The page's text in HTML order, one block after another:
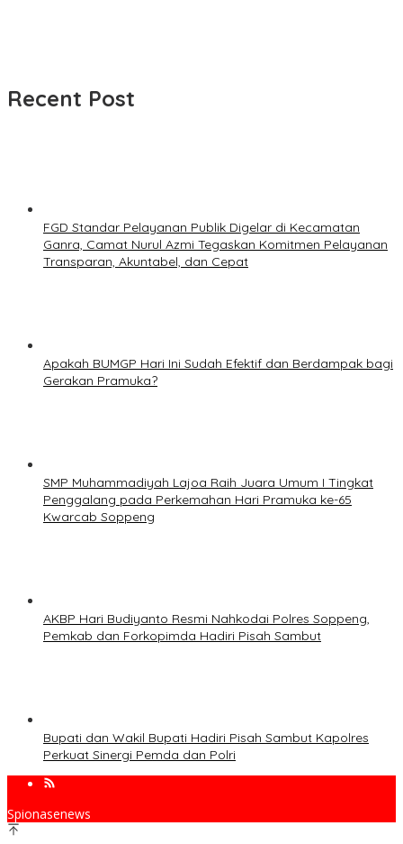
Recent Post
FGD Standar Pelayanan Publik Digelar di Kecamatan
Ganra, Camat Nurul Azmi Tegaskan Komitmen Pelayanan
Transparan, Akuntabel, dan Cepat
Apakah BUMGP Hari Ini Sudah Efektif dan Berdampak bagi
Gerakan Pramuka?
SMP Muhammadiyah Lajoa Raih Juara Umum I Tingkat
Penggalang pada Perkemahan Hari Pramuka ke-65
Kwarcab Soppeng
AKBP Hari Budiyanto Resmi Nahkodai Polres Soppeng,
Pemkab dan Forkopimda Hadiri Pisah Sambut
Bupati dan Wakil Bupati Hadiri Pisah Sambut Kapolres
Perkuat Sinergi Pemda dan Polri
Spionasenews